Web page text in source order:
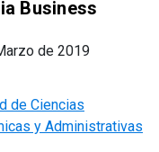
Business
de 2019
de Ciencias
y Administrativas